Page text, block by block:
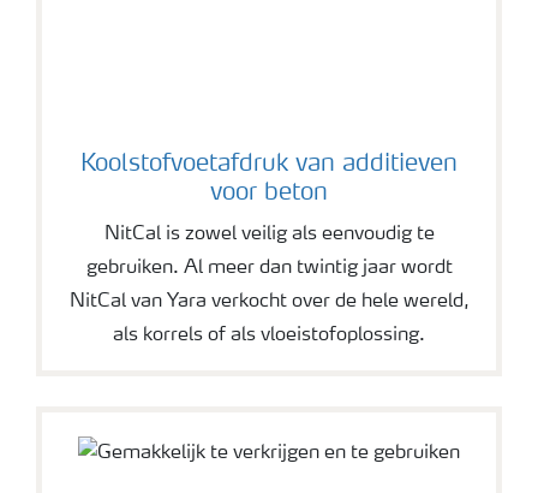
Koolstofvoetafdruk van additieven
voor beton
NitCal is zowel veilig als eenvoudig te
gebruiken. Al meer dan twintig jaar wordt
NitCal van Yara verkocht over de hele wereld,
als korrels of als vloeistofoplossing.